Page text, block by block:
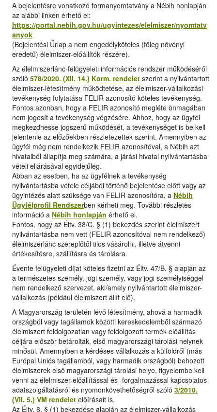
A bejelentésre vonatkozó formanyomtatvány a Nébih honlapján
az alábbi linken érhető el:
https://portal.nebih.gov.hu/ugyintezes/elelmiszer/nyomtatv
anyok
(Bejelentési Űrlap a nem engedélyköteles (főleg növényi
eredetű) élelmiszer-előállítók részére).
Az élelmiszerlánc-felügyeleti információs rendszer működéséről
szóló 578/2020. (XII. 14.) Korm. rendelet szerint a nyilvántartott
élelmiszer-létesítmény működtetése, az élelmiszer-vállalkozási
tevékenység folytatása FELIR azonosító köteles tevékenység.
Fontos azonban, hogy a FELIR azonosító megléte önmagában
nem jogosít a tevékenység végzésére. Ahhoz, hogy az ügyfél
megkezdhesse jogszerű működését, a tevékenységet is be kell
jelentenie az előzőekben részletezettek szerint. Amennyiben az
ügyfél még nem rendelkezik FELIR azonosítóval, a Nébih azt
hivatalból állapítja meg számára, a járási hivatal nyilvántartásba
vételi eljárásával egyidejűleg.
Abban az esetben, ha az ügyfélnek a tevékenység
nyilvántartásba vétele céljából történő bejelentése előtt vagy az
ügyintézés alatt szüksége van FELIR azonosítóra, a Nébih
Ügyfélprofil Rendszerben kérheti meg. További részletes
információ a Nébih honlapján érhető el.
Fontos, hogy az Éltv. 38/C. § (1) bekezdés szerint élelmiszert
nyilvántartásba nem vett (FELIR azonosítóval nem rendelkező)
élelmiszerlánc szereplőtől tilos vásárolni, illetve átvenni
értékesítésre, szállításra és tárolásra.
Évente felügyeleti díjat köteles fizetni az Éltv. 47/B. § alapján az
a természetes személy, jogi személy, vagy jogi személyiséggel
nem rendelkező szervezet, aki/amely nyilvántartott élelmiszer-
vállalkozás (például élelmiszert állít elő).
A Magyarország területén lévő létesítmény, ahová a harmadik
országból vagy tagállamok közötti kereskedelemből származó
élelmiszert feldolgozatlan vagy feldolgozott termék előállítás
céljára először betárolták, első magyarországi tárolási helynek
minősül. Amennyiben a kérdéses vállalkozás a külföldről (más
Európai Uniós tagállamból, vagy harmadik országból) behozott
élelmiszerek első magyarországi tárolási helye, figyelembe kell
venni az élelmiszer-előállítással és -forgalmazással kapcsolatos
adatszolgáltatásról és nyomonkövethetőségről szóló 3/2010.
(VII. 5.) VM rendelet előírásait is.
Az Éltv. 8. § (1) bekezdése alapján az élelmiszer-vállalkozás